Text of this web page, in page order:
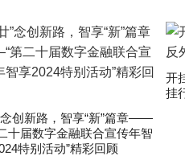
念创新路，智享“新”篇章——
十届数字金融联合宣传年智
特别活动”精彩回顾
开
挂